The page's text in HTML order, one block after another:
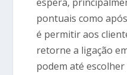
pontuais como
é permitir aos
retorne a ligação
podem até